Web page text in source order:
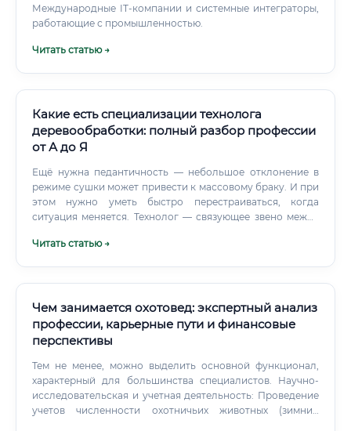
Международные IT-компании и системные интеграторы,
работающие с промышленностью.
Читать статью →
Какие есть специализации технолога
деревообработки: полный разбор профессии
от А до Я
Ещё нужна педантичность — небольшое отклонение в
режиме сушки может привести к массовому браку. И при
этом нужно уметь быстро перестраиваться, когда
ситуация меняется. Технолог — связующее звено между
Читать статью →
Чем занимается охотовед: экспертный анализ
профессии, карьерные пути и финансовые
перспективы
Тем не менее, можно выделить основной функционал,
характерный для большинства специалистов. Научно-
исследовательская и учетная деятельность: Проведение
учетов численности охотничьих животных (зимний